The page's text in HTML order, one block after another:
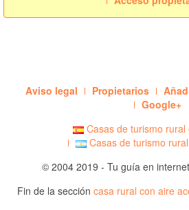
Aviso legal Propietarios
Google+
Casas de turismo rural
Casas de turismo
© 2004 2019 - Tu guía en
Fin de la sección casa rural con aire